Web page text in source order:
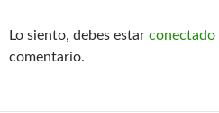
Lo siento, debes estar conectado
comentario.